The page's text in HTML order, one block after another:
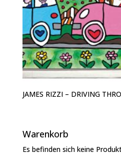
JAMES RIZZI – DRIVING
Warenkorb
Es befinden sich keine